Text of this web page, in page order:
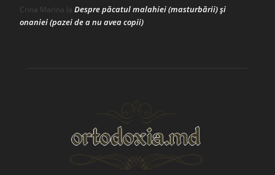
Crina Marina la Despre păcatul malahiei (masturbării) şi
onaniei (pazei de a nu avea copii)